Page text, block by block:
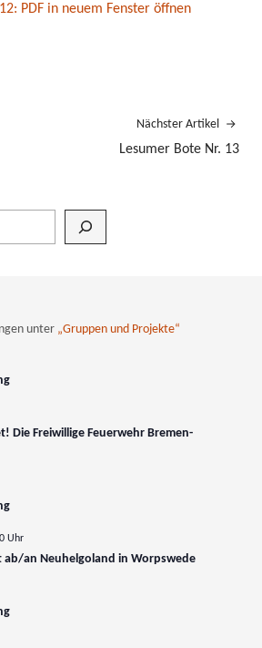
PDF in neuem Fenster öffnen
Nächster Artikel
Lesumer Bote Nr. 13
unter „Gruppen und Projekte“
Die Freiwillige Feuerwehr Bremen-
Uhr
ab/an Neuhelgoland in Worpswede